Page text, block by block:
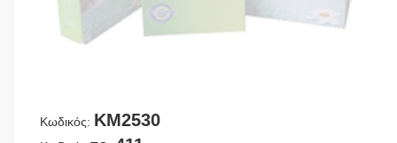
Κωδικός: KM2530